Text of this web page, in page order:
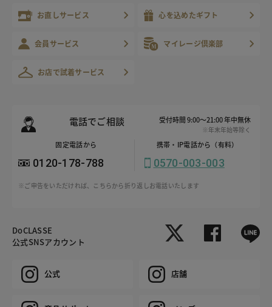
お直しサービス 心を込めたギフト
会員サービス マイレージ倶楽部
お店で試着サービス
電話でご相談 受付時間 9:00～21:00 年中無休
※年末年始等除く
固定電話から
0120-178-788
携帯・IP電話から（有料）
0570-003-003
※ご申告をいただければ、こちらから折り返しお電話いたします
DoCLASSE
公式SNSアカウント
公式 店舗